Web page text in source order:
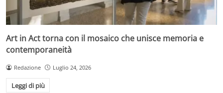
Art in Act torna con il mosaico che unisce memoria e
contemporaneità
Redazione Luglio 24, 2026
Leggi di più